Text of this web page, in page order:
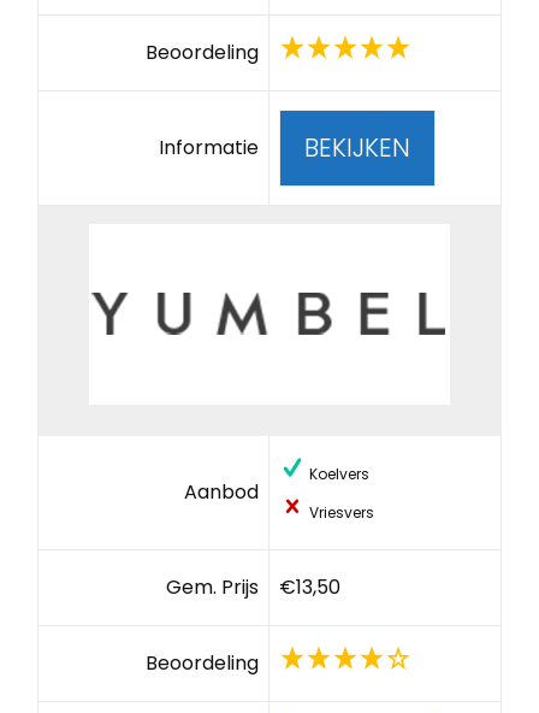
Beoordeling
Informatie BEKIJKEN
Aanbod
Koelvers
Vriesvers
Gem. Prijs €13,50
Beoordeling